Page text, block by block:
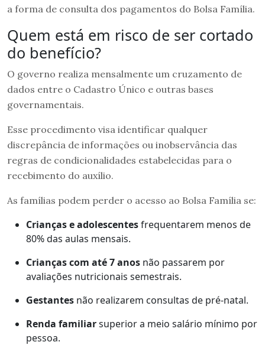
a forma de consulta dos pagamentos do Bolsa Família.
Quem está em risco de ser cortado
do benefício?
O governo realiza mensalmente um cruzamento de
dados entre o Cadastro Único e outras bases
governamentais.
Esse procedimento visa identificar qualquer
discrepância de informações ou inobservância das
regras de condicionalidades estabelecidas para o
recebimento do auxílio.
As famílias podem perder o acesso ao Bolsa Família se:
Crianças e adolescentesfrequentarem menos de
80% das aulas mensais.
Crianças com até 7 anos não passarem por
avaliações nutricionais semestrais.
Gestantes não realizarem consultas de pré-natal.
Renda familiarsuperior a meio salário mínimo por
pessoa.